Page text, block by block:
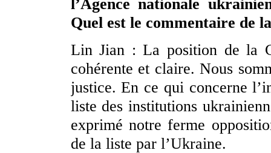
l’Agence nationale
Quel est le commentaire de
Lin Jian : La position de la
cohérente et claire. Nous
justice. En ce qui concerne
liste des institutions
exprimé notre ferme
de la liste par l’Ukraine.